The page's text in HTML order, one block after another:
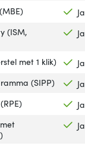
Ja
(ISM,
Ja
met 1 klik)
Ja
(SIPP)
Ja
Ja
Ja